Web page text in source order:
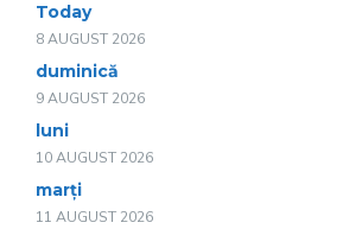
Today
8 AUGUST 2026
duminică
9 AUGUST 2026
luni
10 AUGUST 2026
marți
11 AUGUST 2026